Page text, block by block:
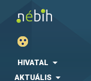
HIVATAL
AKTUÁLIS